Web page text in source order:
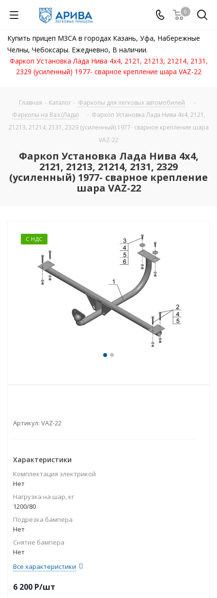
0
Купить прицеп МЗСА в городах Казань, Уфа, Набережные
Челны, Чебоксары. Ежедневно, В наличии.
Фаркоп Установка Лада Нива 4x4, 2121, 21213, 21214, 2131,
2329 (усиленный) 1977- сварное крепление шара VAZ-22
Главная - Каталог - Фаркопы для легковых автомобилей
-
Фаркопы на Ваз (Лада)
- Фаркоп Установка Лада Нива 4x4, 2121,
21213, 21214, 2131, 2329 (усиленный) 1977- сварное крепление шара
VAZ-22
Фаркоп Установка Лада Нива 4x4,
2121, 21213, 21214, 2131, 2329
(усиленный) 1977- сварное крепление
шара VAZ-22
С НДС
Артикул: VAZ-22
Характеристики
Комплектация электрикой
Нет
Нагрузка на шар, кг
1200/80
Подрезка бампера
Нет
Снятие бампера
Нет
Все характеристики
6 200 P/шт